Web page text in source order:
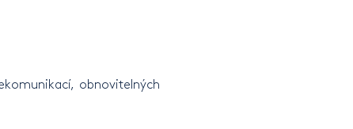
obnovitelných